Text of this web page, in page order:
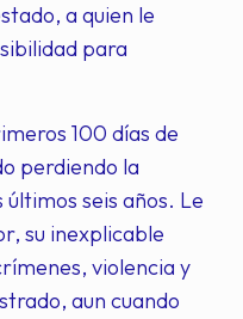
a quien le
para
100 días de
perdiendo la
seis años. Le
su inexplicable
violencia y
aun cuando